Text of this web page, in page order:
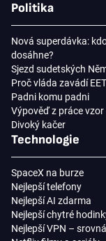
Politika
Nová superdávka:
dosáhne?
Sjezd sudetských
Proč vláda zavádí
Padni komu padni
Výpověď z práce vzor
Divoký kačer
Technologie
SpaceX na burze
Nejlepší telefony
Nejlepší AI zdarma
Nejlepší chytré
Nejlepší VPN –